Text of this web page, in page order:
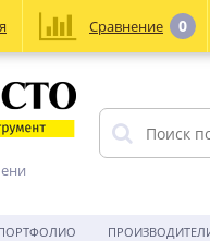
Сравнение 0